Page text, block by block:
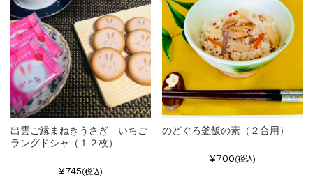
出雲ご縁まねきうさぎ いちご
ラングドシャ（１２枚）
¥745(税込)
のどぐろ釜飯の素（２合用）
¥700(税込)